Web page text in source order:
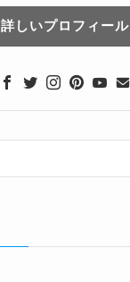
詳しいプロフィール